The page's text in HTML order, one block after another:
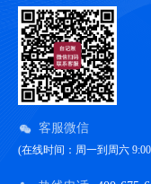
客服微信
(在线时间：周一到周六